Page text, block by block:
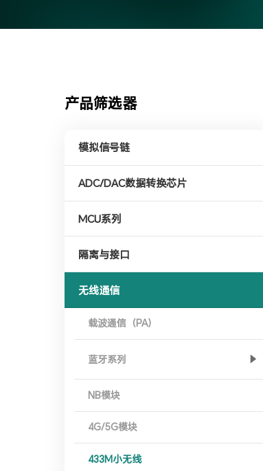
产品筛选器
模拟信号链
ADC/DAC数据转换芯片
MCU系列
隔离与接口
无线通信
载波通信（PA）
蓝牙系列
NB模块
4G/5G模块
433M小无线